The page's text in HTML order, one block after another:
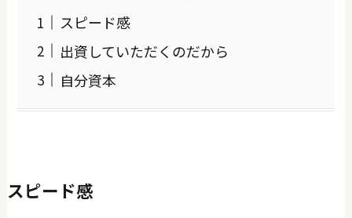
スピード感
出資していただくのだから
自分資本
スピード感